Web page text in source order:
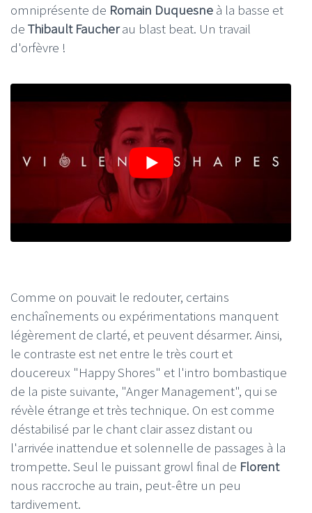
omniprésente de Romain Duquesne à la basse et
de Thibault Faucherau blast beat. Un travail
d'orfèvre !
Comme on pouvait le redouter, certains
enchaînements ou expérimentations manquent
légèrement de clarté, et peuvent désarmer. Ainsi,
le contraste est net entre le très court et
doucereux "Happy Shores" et l'intro bombastique
de la piste suivante, "Anger Management", qui se
révèle étrange et très technique. On est comme
déstabilisé par le chant clair assez distant ou
l'arrivée inattendue et solennelle de passages à la
trompette. Seul le puissant growl final de Florent
nous raccroche au train, peut-être un peu
tardivement.